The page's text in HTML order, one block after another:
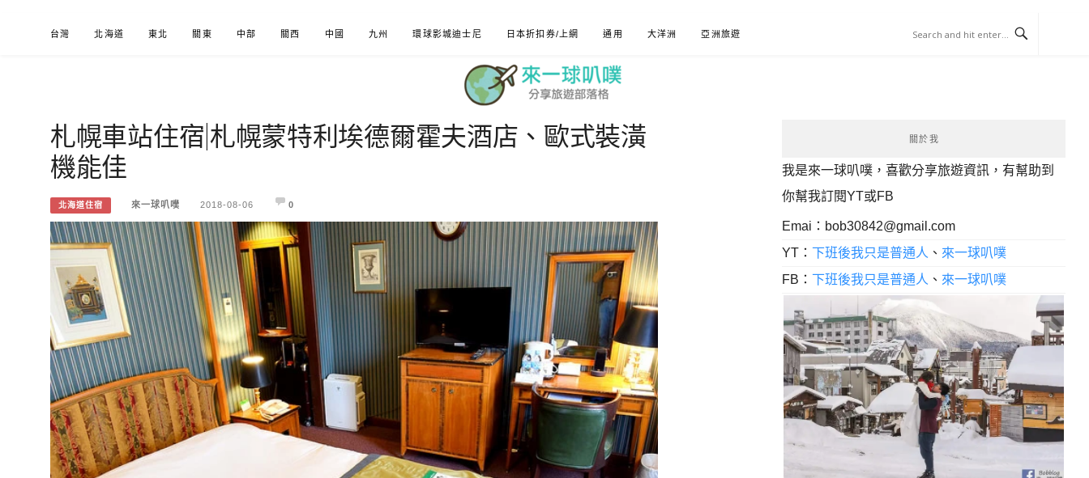
台灣 北海道 東北 關東 中部 關西 中國 九州 環球影城迪士尼 日本折扣券/上網 通用 大洋洲 亞洲旅遊
來一球叭噗
分享日本自助部落格
札幌車站住宿|札幌蒙特利埃德爾霍夫酒店、歐式裝潢
機能佳
北海道住宿 來一球叭噗 2018-08-06 0
關於我
我是來一球叭噗，喜歡分享旅遊資訊，有幫助到
你幫我訂閱YT或FB
Emai： bob30842@gmail.com
YT：下班後我只是普通人 、 來一球叭噗
FB：下班後我只是普通人 、 來一球叭噗